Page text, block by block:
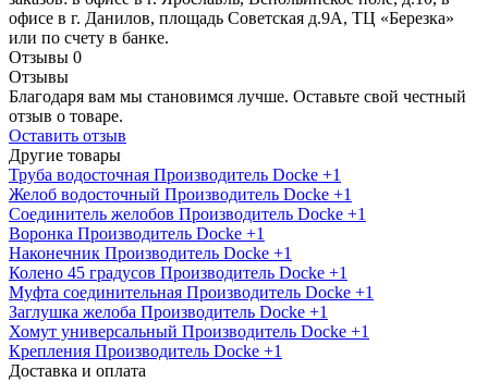
офисе в г. Данилов, площадь Советская д.9А, ТЦ «Березка»
или по счету в банке.
Отзывы 0
Отзывы
Благодаря вам мы становимся лучше. Оставьте свой честный
отзыв о товаре.
Оставить отзыв
Другие товары
Труба водосточная Производитель Docke +1
Желоб водосточный Производитель Docke +1
Соединитель желобов Производитель Docke +1
Воронка Производитель Docke +1
Наконечник Производитель Docke +1
Колено 45 градусов Производитель Docke +1
Муфта соединительная Производитель Docke +1
Заглушка желоба Производитель Docke +1
Хомут универсальный Производитель Docke +1
Крепления Производитель Docke +1
Доставка и оплата